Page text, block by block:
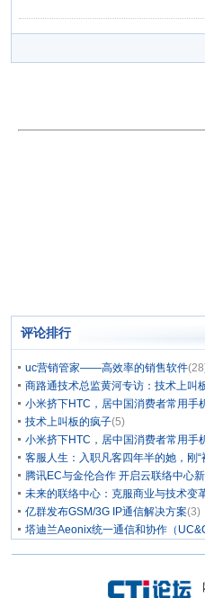
评论排行
uc营销管家——高效率的销售软件
商路通技术总监黄河专访：技术上叫
小米挤下HTC，居中国消费者常用手
技术上叫板的疯子(5)
小米挤下HTC，居中国消费者常用手
客服人生：入职凡客四年半的她，刚“
腾讯EC与金伦合作 开启云联络中心
未来的联络中心：克服商业与技术变
亿群发布GSM/3G IP通信解决方案(3)
塔迪兰Aeonix统一通信和协作（